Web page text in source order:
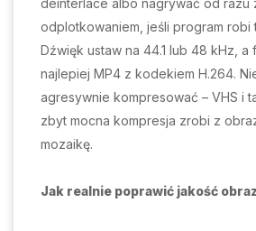
odplotkowaniem, jeśli program robi
Dźwięk ustaw na 44.1 lub 48 kHz, a
najlepiej MP4 z kodekiem H.264.
agresywnie kompresować – VHS i
zbyt mocna kompresja zrobi z
mozaikę.
Jak realnie poprawić jakość